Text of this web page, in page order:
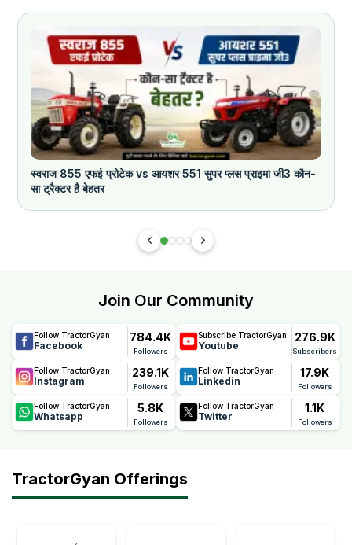
स्वराज 855 एफई प्रोटेक vs आयशर 551 सुपर प्लस प्राइमा जी3 कौन-
सा ट्रैक्टर है बेहतर
Join Our Community
Follow TractorGyan
Facebook
784.4K
Followers
Subscribe TractorGyan
Youtube
276.9K
Subscribers
Follow TractorGyan
Instagram
239.1K
Followers
Follow TractorGyan
Linkedin
17.9K
Followers
Follow TractorGyan
Whatsapp
5.8K
Followers
Follow TractorGyan
Twitter
1.1K
Followers
TractorGyan Offerings